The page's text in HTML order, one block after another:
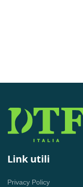
Link utili
Privacy Policy